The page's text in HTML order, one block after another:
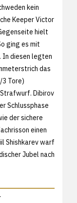
kein
Keeper Victor
hielt
ging es mit
In diesen legten
das
3 Tore)
Dibirov
Schlussphase
der sichere
einen
Shishkarev warf
Jubel nach